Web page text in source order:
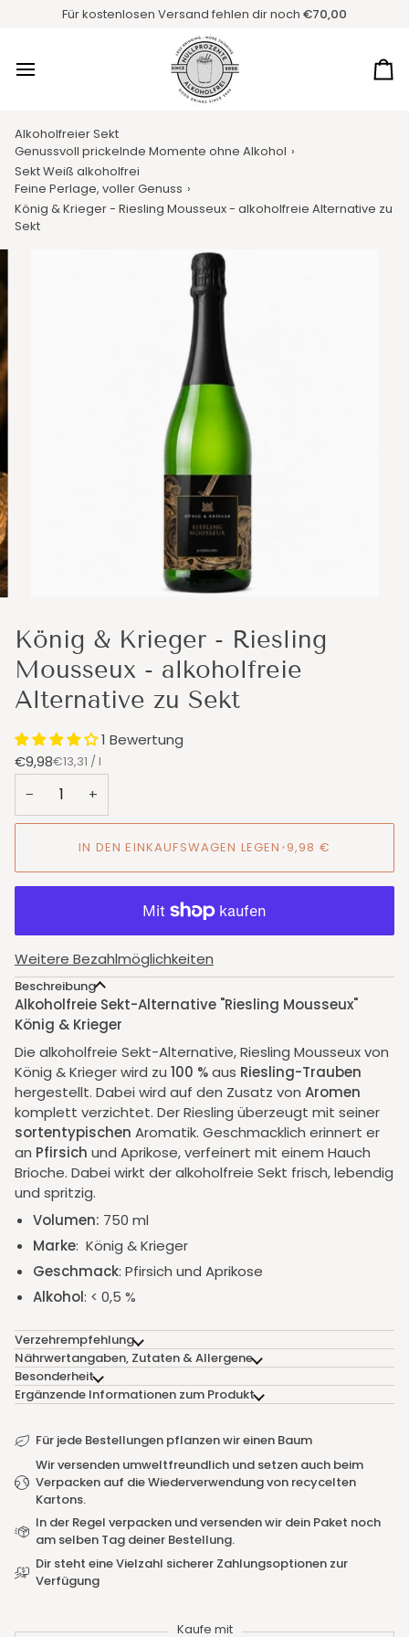
Für kostenlosen Versand fehlen dir noch €70,00
Alkoholfreier Sekt
Genussvoll prickelnde Momente ohne Alkohol ›
Sekt Weiß alkoholfrei
Feine Perlage, voller Genuss ›
König & Krieger - Riesling Mousseux - alkoholfreie Alternative zu
Sekt
König & Krieger - Riesling
Mousseux - alkoholfreie
Alternative zu Sekt
1 Bewertung
€9,98Stückpreis
€13,31 /pro
l
− +
IN DEN EINKAUFSWAGEN LEGEN •9,98 €
Weitere Bezahlmöglichkeiten
Beschreibung
Alkoholfreie Sekt-Alternative "Riesling Mousseux"
König & Krieger
Die alkoholfreie Sekt-Alternative, Riesling Mousseux von
König & Krieger wird zu 100 %aus Riesling-Trauben
hergestellt. Dabei wird auf den Zusatz von Aromen
komplett verzichtet. Der Riesling überzeugt mit seiner
sortentypischen Aromatik. Geschmacklich erinnert er
an Pfirsich und Aprikose, verfeinert mit einem Hauch
Brioche. Dabei wirkt der alkoholfreie Sekt frisch, lebendig
und spritzig.
Volumen: 750 ml
Marke: König & Krieger
Geschmack: Pfirsich und Aprikose
Alkohol: < 0,5 %
Verzehrempfehlung
Nährwertangaben, Zutaten & Allergene
Besonderheit
Ergänzende Informationen zum Produkt
Für jede Bestellungen pflanzen wir einen Baum
Wir versenden umweltfreundlich und setzen auch beim
Verpacken auf die Wiederverwendung von recycelten
Kartons.
In der Regel verpacken und versenden wir dein Paket noch
am selben Tag deiner Bestellung.
Dir steht eine Vielzahl sicherer Zahlungsoptionen zur
Verfügung
Kaufe mit